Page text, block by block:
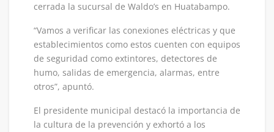
cerrada la sucursal de Waldo’s en Huatabampo.
“Vamos a verificar las conexiones eléctricas y que
establecimientos como estos cuenten con equipos
de seguridad como extintores, detectores de
humo, salidas de emergencia, alarmas, entre
otros”, apuntó.
El presidente municipal destacó la importancia de
la cultura de la prevención y exhortó a los